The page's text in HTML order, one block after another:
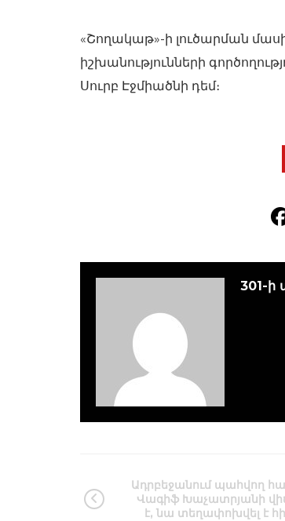
«Շողակաթ»-ի լուծարման
իշխանությունների
Սուրբ Էջմիածնի դեմ։
301-ի
Ադրբեջանում պահվող
Վագիֆ Խաչատրյանի
է, նա տեղափոխվել է